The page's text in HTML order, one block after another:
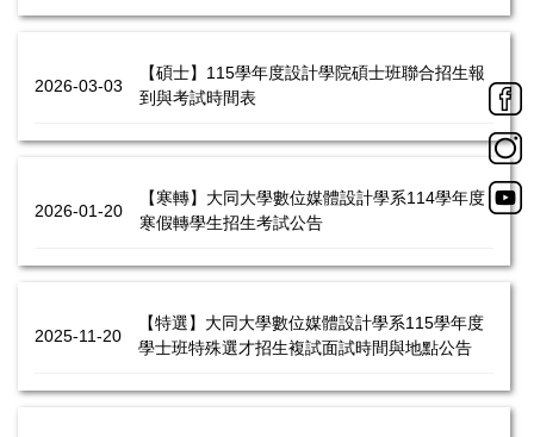
2026-03-03
【碩士】115學年度設計學院碩士班聯合招生報
到與考試時間表
2026-01-20
【寒轉】大同大學數位媒體設計學系114學年度
寒假轉學生招生考試公告
2025-11-20
【特選】大同大學數位媒體設計學系115學年度
學士班特殊選才招生複試面試時間與地點公告